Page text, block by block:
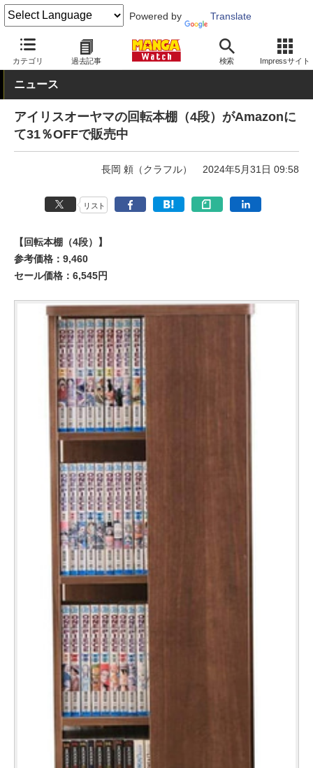
Powered by Translate
カテゴリ 過去記事 検索 Impressサイト
MANGA Watch セール
ニュース
アイリスオーヤマの回転本棚（4段）がAmazonに
て31％OFFで販売中
長岡 頼（クラフル） 2024年5月31日 09:58
リスト
【回転本棚（4段）】
参考価格：9,460
セール価格：6,545円